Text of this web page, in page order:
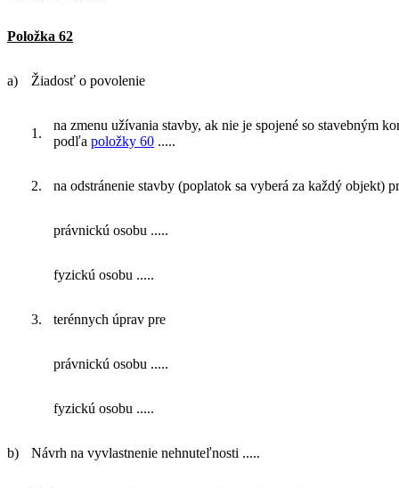
Položka 62
a) Žiadosť o povolenie
1.
na zmenu užívania stavby, ak nie je spojené so stavebným
podľa položky 60 .....
2. na odstránenie stavby (poplatok sa vyberá za každý objekt)
právnickú osobu .....
fyzickú osobu .....
3. terénnych úprav pre
právnickú osobu .....
fyzickú osobu .....
b) Návrh na vyvlastnenie nehnuteľnosti .....